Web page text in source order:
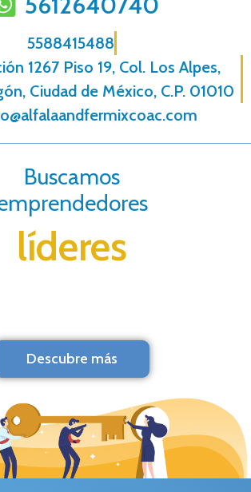
5588415488
1267 Piso 19, Col. Los Alpes,
Ciudad de México, C.P. 01010
Buscamos
líderes
Descubre más